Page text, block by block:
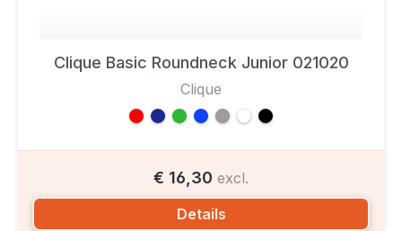
Clique Basic Roundneck Junior 021020
Clique
€ 16,30 excl.
Details